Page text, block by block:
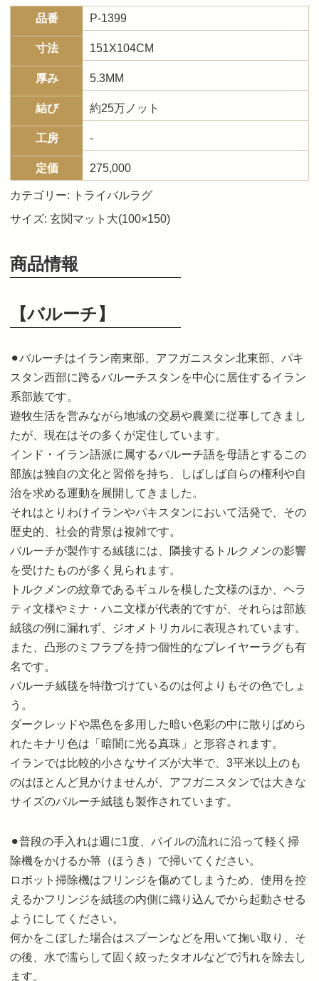
品番 P-1399
寸法 151X104CM
厚み 5.3MM
結び 約25万ノット
工房 -
定価 275,000
カテゴリー:
トライバルラグ
サイズ:玄関マット大(100×150)
商品情報
【バルーチ】
⚫︎バルーチはイラン南東部、アフガニスタン北東部、パキ
スタン西部に跨るバルーチスタンを中心に居住するイラン
系部族です。
遊牧生活を営みながら地域の交易や農業に従事してきまし
たが、現在はその多くが定住しています。
インド・イラン語派に属するバルーチ語を母語とするこの
部族は独自の文化と習俗を持ち、しばしば自らの権利や自
治を求める運動を展開してきました。
それはとりわけイランやパキスタンにおいて活発で、その
歴史的、社会的背景は複雑です。
バルーチが製作する絨毯には、隣接するトルクメンの影響
を受けたものが多く見られます。
トルクメンの紋章であるギュルを模した文様のほか、ヘラ
ティ文様やミナ・ハニ文様が代表的ですが、それらは部族
絨毯の例に漏れず、ジオメトリカルに表現されています。
また、凸形のミフラブを持つ個性的なプレイヤーラグも有
名です。
バルーチ絨毯を特徴づけているのは何よりもその色でしょ
う。
ダークレッドや黒色を多用した暗い色彩の中に散りばめら
れたキナリ色は「暗闇に光る真珠」と形容されます。
イランでは比較的小さなサイズが大半で、3平米以上のも
のはほとんど見かけませんが、アフガニスタンでは大きな
サイズのバルーチ絨毯も製作されています。
⚫︎普段の手入れは週に1度、パイルの流れに沿って軽く掃
除機をかけるか箒（ほうき）で掃いてください。
ロボット掃除機はフリンジを傷めてしまうため、使用を控
えるかフリンジを絨毯の内側に織り込んでから起動させる
ようにしてください。
何かをこぼした場合はスプーンなどを用いて掬い取り、そ
の後、水で濡らして固く絞ったタオルなどで汚れを除去し
ます。